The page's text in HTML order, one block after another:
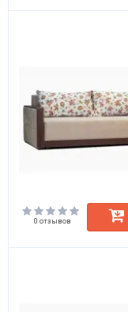
0 отзывов